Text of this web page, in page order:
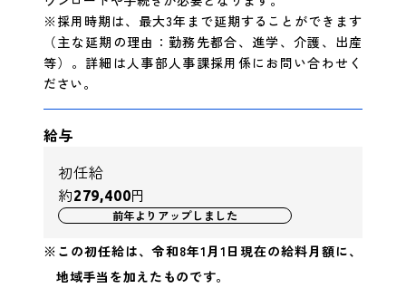
※採用時期は、最大3年まで延期することができます
（主な延期の理由：勤務先都合、進学、介護、出産
等）。詳細は人事部人事課採用係にお問い合わせく
ださい。
給与
初任給
約279,400円
前年よりアップしました
※この初任給は、令和8年1月1日現在の給料月額に、
地域手当を加えたものです。